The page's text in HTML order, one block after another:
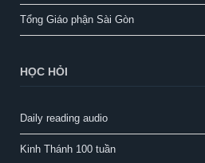
Tổng Giáo phận Sài Gòn
HỌC HỎI
Daily reading audio
Kinh Thánh 100 tuần